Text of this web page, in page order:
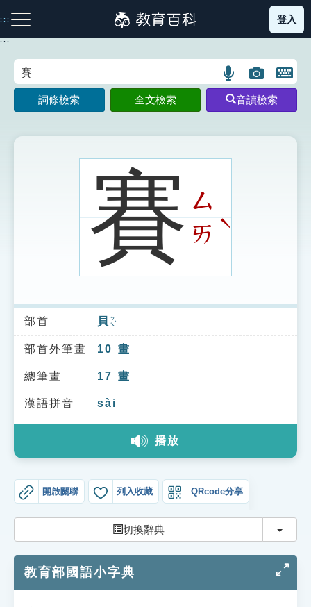
到
主
:::
注音索引圖示 筆畫索引圖示 部首索引表圖示
索引選單
知識索引
單字索引
生命大百科索引
教學應用
貓頭鷹博士
登入
:::
語
言
搜
示
圖
片
搜
開
鍵
圖
詞條檢索 全文檢索 音讀檢索
賽ㄙ
ㄞˋ
部首 貝 ㄅㄟˋ
部首外筆畫 10 畫
總筆畫 17 畫
漢語拼音 sài
播放
開啟關聯 列入收藏 QRcode分享
切換辭典 切換
教育部國語小字典